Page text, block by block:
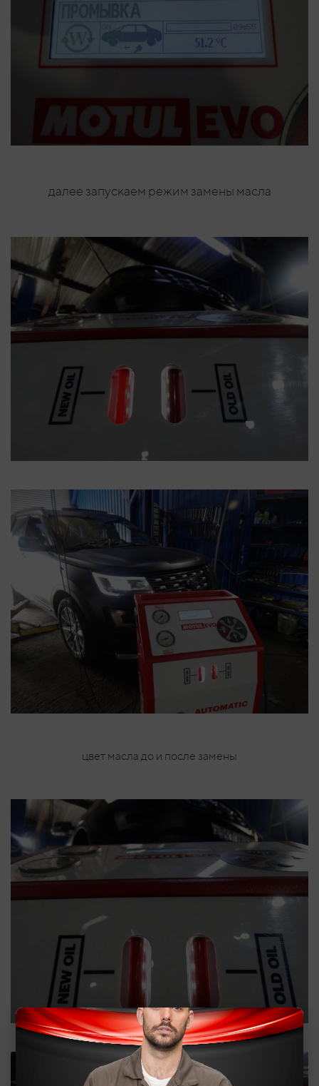
далее запускаем режим замены масла
цвет масла до и после замены